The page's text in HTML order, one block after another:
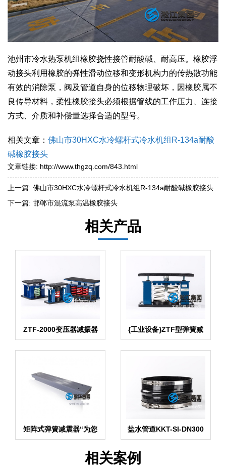
池州市冷水热泵机组橡胶挠性接管耐酸碱、耐高压。橡胶浮
动接头利用橡胶的弹性滑动位移和变形机构力的传热散功能
有效的消除泵，阀及管道自身的位移物理破坏，因橡胶属不
良传导材料，柔性橡胶接头必须根据管线的工作压力、连接
方式、介质和补偿量选择合适的型号。
相关文章： 佛山市30HXC水冷螺杆式冷水机组R-134a耐酸
碱橡胶接头
文章链接: http://www.thgzq.com/843.html
上一篇: 佛山市30HXC水冷螺杆式冷水机组R-134a耐酸碱橡胶接头
下一篇: 邯郸市混流泵高温橡胶接头
相关产品
ZTF-2000变压器减振器
【内燃水泵】
{工业设备}ZTF型弹簧减
震器图集
矩阵式弹簧减震器“为您
减少变压器噪声烦恼”
盐水管道KKT-SI-DN300
卡箍橡胶软接头
相关案例